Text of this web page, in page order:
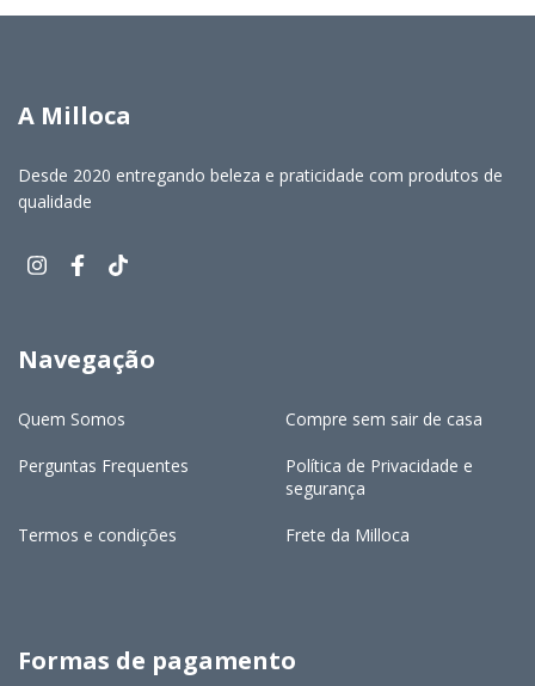
A Milloca
Desde 2020 entregando beleza e praticidade com produtos de
qualidade
Navegação
Quem Somos Compre sem sair de casa
Perguntas Frequentes
Política de Privacidade e
segurança
Termos e condições Frete da Milloca
Formas de pagamento